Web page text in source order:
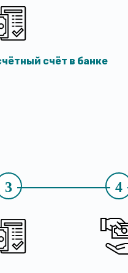
счёт в банке
3 4